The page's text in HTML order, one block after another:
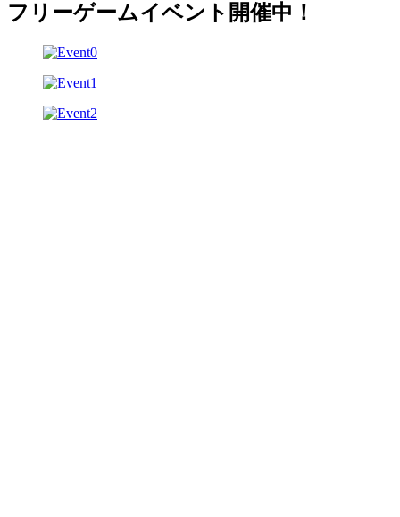
フリーゲームイベント開催中！